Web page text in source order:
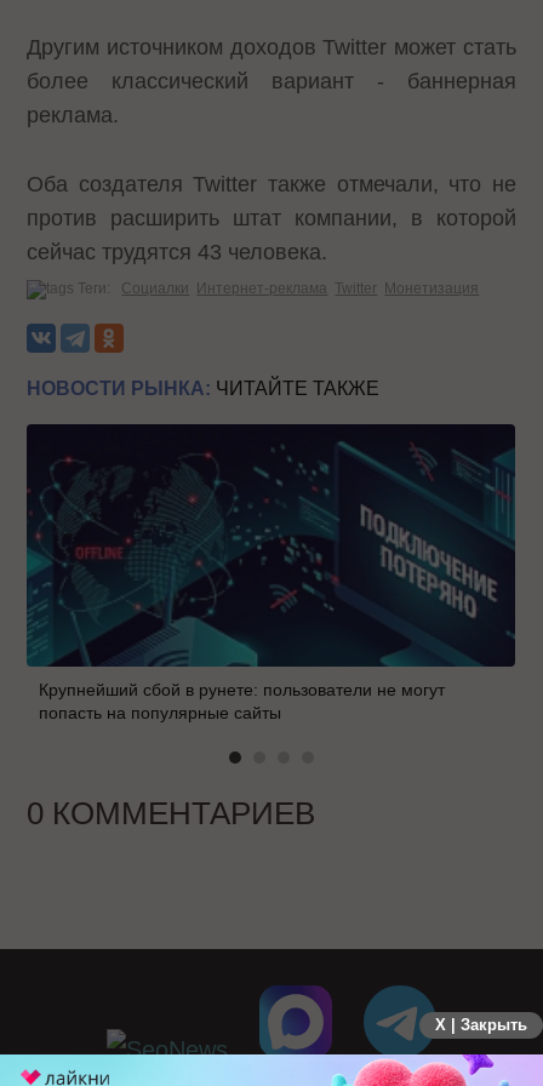
Другим источником доходов Twitter может стать
более классический вариант - баннерная
реклама.
Оба создателя Twitter также отмечали, что не
против расширить штат компании, в которой
сейчас трудятся 43 человека.
Теги: Социалки Интернет-реклама Twitter Монетизация
НОВОСТИ РЫНКА: ЧИТАЙТЕ ТАКЖЕ
Крупнейший сбой в рунете: пользователи не могут
попасть на популярные сайты
0 КОММЕНТАРИЕВ
X | Закрыть